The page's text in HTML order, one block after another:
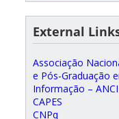
External
Associação
e Pós-Graduação
Informação –
CAPES
CNPq